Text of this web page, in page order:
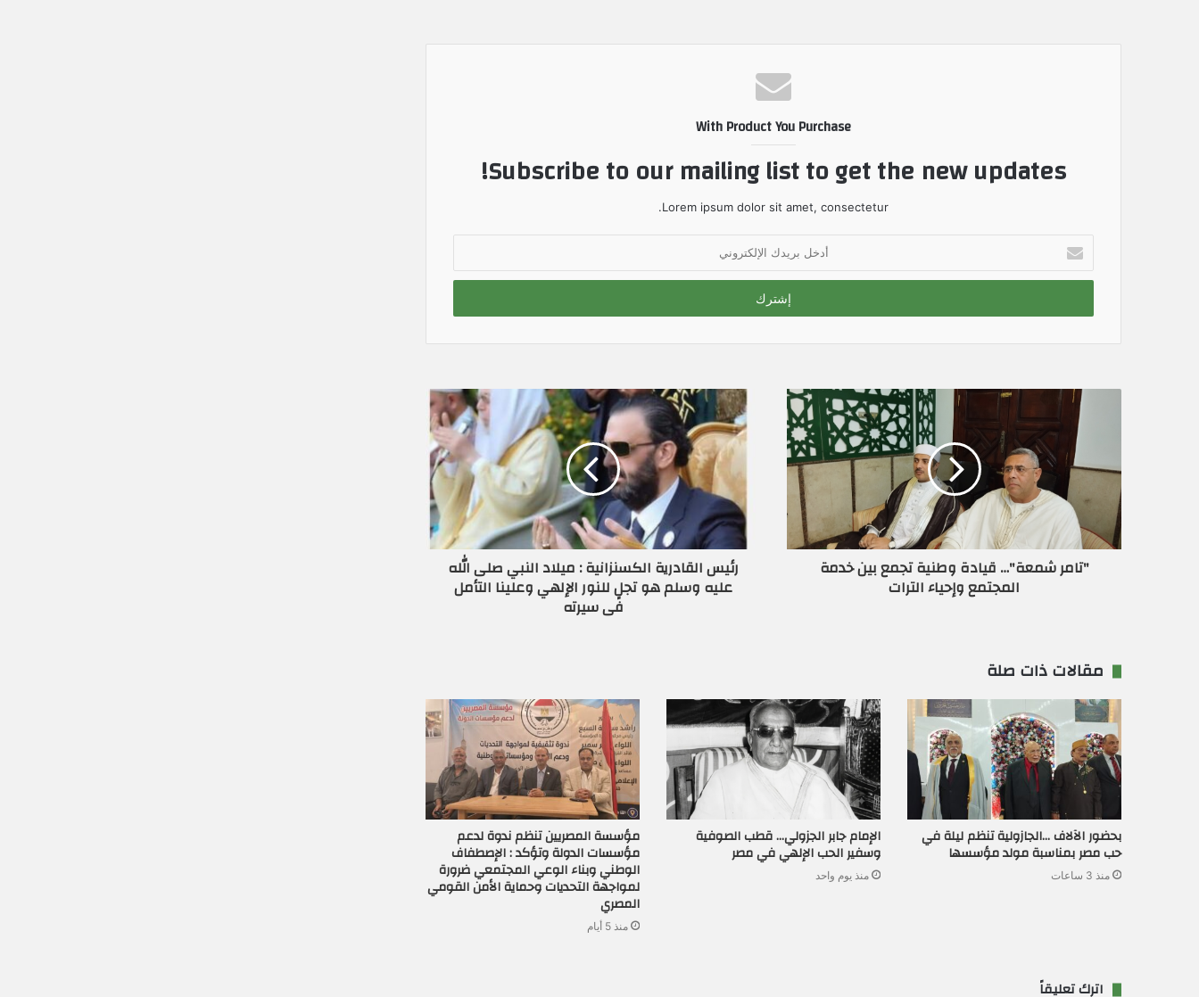
With Product You Purchase
Subscribe to our mailing list to get the new updates!
Lorem ipsum dolor sit amet, consectetur.
خ
ب
ك
ل
و
"تامر شمعة"… قيادة وطنية تجمع بين خدمة
المجتمع وإحياء الترات
رئيس القادرية الكسنزانية : ميلاد النبي صلى الله
عليه وسلم هو تجلٍ للنور الإلهي وعلينا التأمل
فى سيرته
مقالات ذات صلة
بحضور الآلاف …الجازولية تنظم ليلة في
حب مصر بمناسبة مولد مؤسسها
منذ 3 ساعات
الإمام جابر الجزولي… قطب الصوفية
وسفير الحب الإلهي في مصر
منذ يوم واحد
مؤسسة المصريين تنظم ندوة لدعم
مؤسسات الدولة وتؤكد : الإصطفاف
الوطني وبناء الوعي المجتمعي ضرورة
لمواجهة التحديات وحماية الأمن القومي
المصري
منذ 5 أيام
اترك تعليقاً